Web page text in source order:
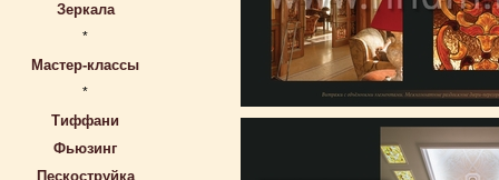
Зеркала
*
Мастер-классы
*
Тиффани
Фьюзинг
Пескоструйка